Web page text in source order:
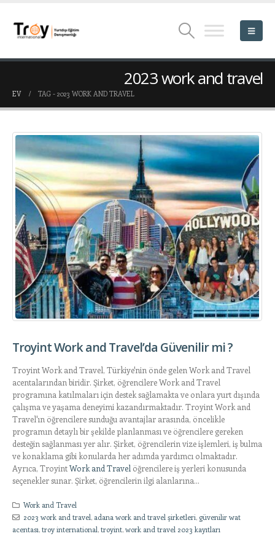
2023 work and travel
EV TAG - 2023 WORK AND TRAVEL
Troyint Work and Travel’da Güvenilir mi ?
Troyint Work and Travel, Türkiye'nin önde gelen Work and Travel
acentalarından biridir. Şirket, öğrencilere Work and Travel
programına katılmaları için destek sağlamakta ve onlara yurt dışında
çalışma ve yaşama deneyimi kazandırmaktadır. Troyint Work and
Travel'ın öğrencilere sunduğu avantajlar arasında, öncelikle
programın detaylı bir şekilde planlanması ve öğrencilere gereken
desteğin sağlanması yer alır. Şirket, öğrencilerin vize işlemleri, iş bulma
ve konaklama gibi konularda her adımda yardımcı olmaktadır.
Ayrıca, TroyintWork and Travel öğrencilere iş yerleri konusunda
seçenekler sunar. Şirket, öğrencilerin ilgi alanlarına...
Work and Travel
2023 work and travel, adana work and travel şirketleri, güvenilir wat
acentası,troy international,troyint,work and travel 2023 kayıtları